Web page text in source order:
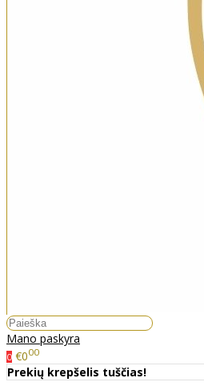
Mano paskyra
0 €000
Prekių krepšelis tuščias!